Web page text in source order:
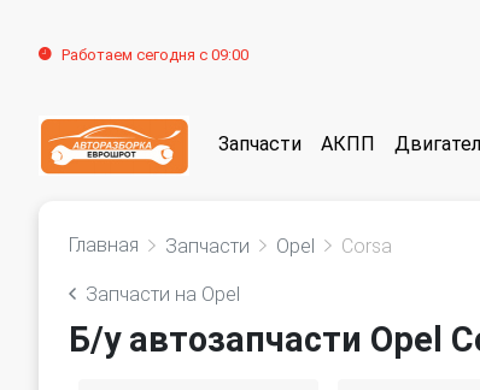
Работаем сегодня с 09:00
Запчасти АКПП
Главная Запчасти Opel Corsa
Запчасти на Opel
Б/у автозапчасти Opel